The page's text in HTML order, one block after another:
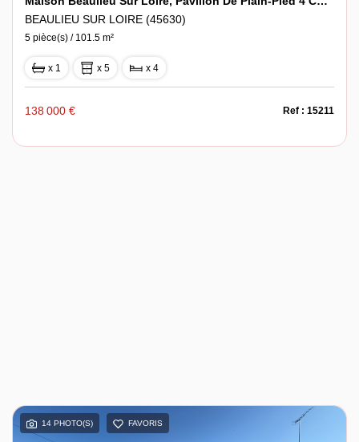
BEAULIEU SUR LOIRE (45630)
5 pièce(s) / 101.5 m²
x 1 x 5 x 4
138 000 € Ref : 15211
14 PHOTO(S) FAVORIS